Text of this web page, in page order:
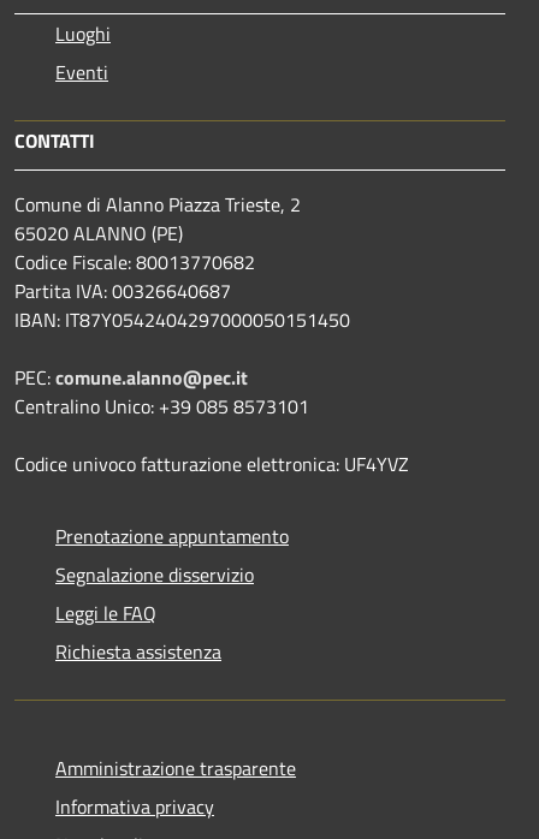
Luoghi
Eventi
CONTATTI
Comune di Alanno Piazza Trieste, 2
65020 ALANNO (PE)
Codice Fiscale: 80013770682
Partita IVA: 00326640687
IBAN: IT87Y0542404297000050151450
PEC:comune.alanno@pec.it
Centralino Unico: +39 085 8573101
Codice univoco fatturazione elettronica: UF4YVZ
Prenotazione appuntamento
Segnalazione disservizio
Leggi le FAQ
Richiesta assistenza
Amministrazione trasparente
Informativa privacy